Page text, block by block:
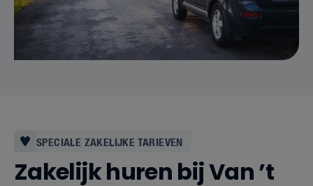
SPECIALE ZAKELIJKE TARIEVEN
Zakelijk huren bij Van ’t